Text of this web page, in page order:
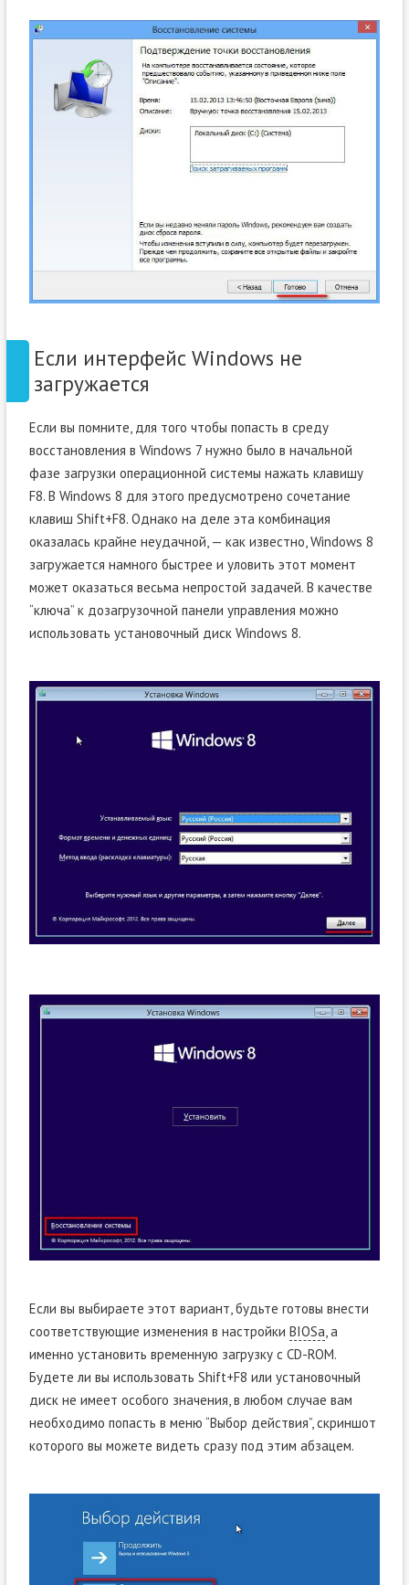
Если интерфейс Windows не
загружается
Если вы помните, для того чтобы попасть в среду
восстановления в Windows 7 нужно было в начальной
фазе загрузки операционной системы нажать клавишу
F8. В Windows 8 для этого предусмотрено сочетание
клавиш Shift+F8. Однако на деле эта комбинация
оказалась крайне неудачной, — как известно, Windows 8
загружается намного быстрее и уловить этот момент
может оказаться весьма непростой задачей. В качестве
“ключа” к дозагрузочной панели управления можно
использовать установочный диск Windows 8.
Если вы выбираете этот вариант, будьте готовы внести
соответствующие изменения в настройки BIOSa, а
именно установить временную загрузку с CD-ROM.
Будете ли вы использовать Shift+F8 или установочный
диск не имеет особого значения, в любом случае вам
необходимо попасть в меню “Выбор действия”, скриншот
которого вы можете видеть сразу под этим абзацем.